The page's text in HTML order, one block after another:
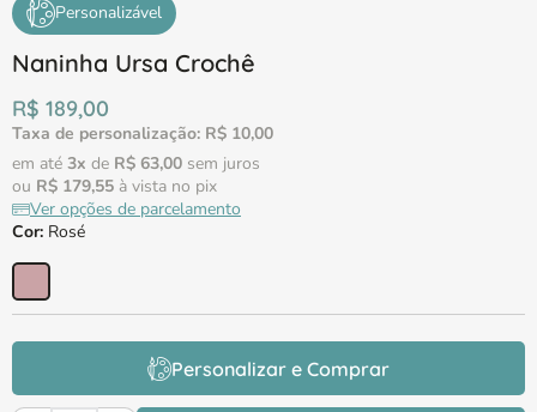
Personalizável
Naninha Ursa Crochê
R$ 189,00
Taxa de personalização: R$ 10,00
em até 3x de R$ 63,00 sem juros
ou R$ 179,55 à vista no pix
Ver opções de parcelamento
Cor: Rosé
Personalizar e Comprar